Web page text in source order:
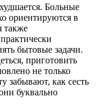
Больные
ориентируются в
также
бытовые задачи.
приготовить
не только
забывают, как сесть
буквально